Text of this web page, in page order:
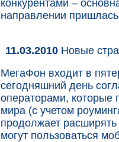
конкурентами –
направлении
11.03.2010 Новые
МегаФон входит в
сегодняшний день
операторами, которые
мира (с учетом
продолжает
могут пользоваться